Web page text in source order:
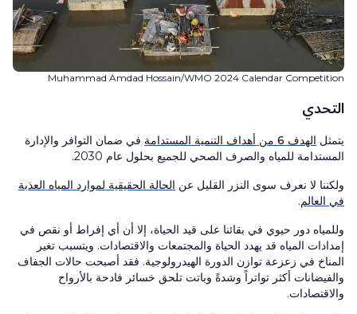
Muhammad Amdad Hossain/WMO 2024 Calendar Competition
التحدي
يتمثل الهدف 6 من أهداف التنمية المستدامة
في ضمان التوافر والإدارة
المستدامة للمياه والصرف الصحي للجميع بحلول عام 2030.
ولكننا لا نعرف سوى النزر القليل عن الحالة الحقيقية لموارد المياه العذبة
في العالم.
وللمياه دور حيوي في بقائنا على قيد الحياة، إلا أن أي إفراط أو نقص في
إمدادات المياه قد يهدد الحياة والمجتمعات والاقتصادات. ويتسبب تغير
المناخ في زعزعة توازن الدورة الهيدرولوجية. فقد أصبحت حالات الجفاف
والفيضانات أكثر تواتراً وشدةً وباتت تلحق خسائر فادحة بالأرواح
والاقتصادات.